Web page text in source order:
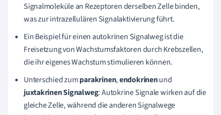
Signalmoleküle an Rezeptoren derselben Zelle binden,
was zur intrazellulären Signalaktivierung führt.
Ein Beispiel für einen autokrinen Signalweg ist die
Freisetzung von Wachstumsfaktoren durch Krebszellen,
die ihr eigenes Wachstum stimulieren können.
Unterschied zumparakrinen,endokrinenund
juxtakrinen Signalweg: Autokrine Signale wirken auf die
gleiche Zelle, während die anderen Signalwege